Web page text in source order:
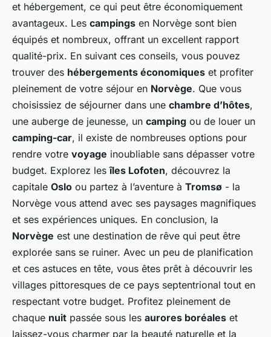
et hébergement, ce qui peut être économiquement
avantageux. Les campings en Norvège sont bien
équipés et nombreux, offrant un excellent rapport
qualité-prix. En suivant ces conseils, vous pouvez
trouver des hébergements économiques et profiter
pleinement de votre séjour en Norvège. Que vous
choisissiez de séjourner dans une chambre d’hôtes,
une auberge de jeunesse, un camping ou de louer un
camping-car, il existe de nombreuses options pour
rendre votre voyage inoubliable sans dépasser votre
budget. Explorez lesîles Lofoten, découvrez la
capitale Oslo ou partez à l’aventure à Tromsø - la
Norvège vous attend avec ses paysages magnifiques
et ses expériences uniques. En conclusion, la
Norvège est une destination de rêve qui peut être
explorée sans se ruiner. Avec un peu de planification
et ces astuces en tête, vous êtes prêt à découvrir les
villages pittoresques de ce pays septentrional tout en
respectant votre budget. Profitez pleinement de
chaque nuit passée sous les aurores boréales et
laissez-vous charmer par la beauté naturelle et la